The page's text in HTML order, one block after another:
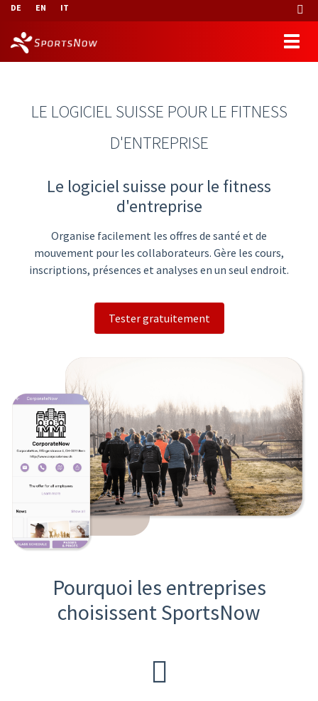
DE EN IT
LE LOGICIEL SUISSE POUR LE FITNESS
D'ENTREPRISE
Le logiciel suisse pour le fitness
d'entreprise
Organise facilement les offres de santé et de
mouvement pour les collaborateurs. Gère les cours,
inscriptions, présences et analyses en un seul endroit.
Tester gratuitement
Pourquoi les entreprises
choisissent SportsNow